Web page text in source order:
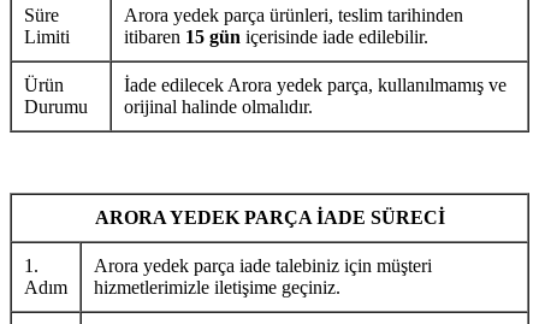
Süre
Limiti
Arora yedek parça ürünleri, teslim tarihinden
itibaren 15 gün içerisinde iade edilebilir.
Ürün
Durumu
İade edilecek Arora yedek parça, kullanılmamış ve
orijinal halinde olmalıdır.
ARORA YEDEK PARÇA İADE SÜRECİ
1.
Adım
Arora yedek parça iade talebiniz için müşteri
hizmetlerimizle iletişime geçiniz.